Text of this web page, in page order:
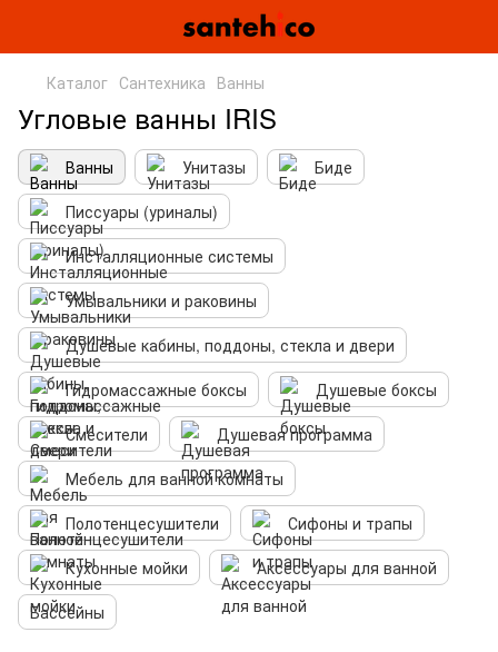
Каталог Сантехника Ванны
Угловые ванны IRIS
Ванны Унитазы
Биде
Писсуары (уриналы)
Инсталляционные системы
Умывальники и раковины
Душевые кабины, поддоны, стекла и двери
Гидромассажные боксы
Душевые боксы
Смесители
Душевая программа
Мебель для ванной комнаты
Полотенцесушители
Сифоны и трапы
Кухонные мойки
Аксессуары для ванной
Бассейны